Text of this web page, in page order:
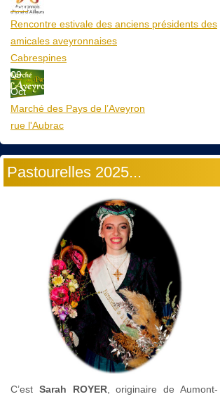
Aoû
Rencontre estivale des anciens présidents des
amicales aveyronnaises
Cabrespines
09
Oct
Marché des Pays de l’Aveyron
rue l'Aubrac
Pastourelles 2025...
C’est Sarah ROYER, originaire de Aumont-